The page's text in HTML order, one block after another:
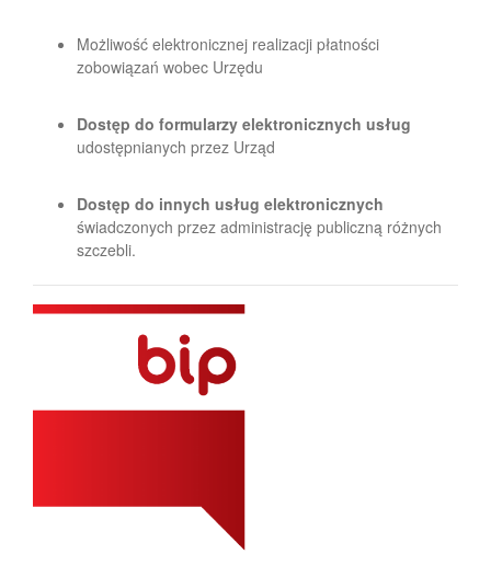
Możliwość elektronicznej realizacji płatności
zobowiązań wobec Urzędu
Dostęp do formularzy elektronicznych usług
udostępnianych przez Urząd
Dostęp do innych usług elektronicznych
świadczonych przez administrację publiczną różnych
szczebli.